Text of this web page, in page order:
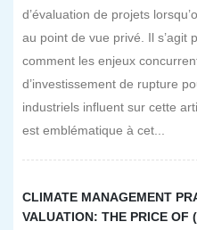
d’évaluation de projets
au point de vue privé. Il s’agit
comment les enjeux
d’investissement de rupture
industriels influent sur cette
est emblématique à cet...
CLIMATE MANAGEMENT
VALUATION: THE PRICE OF